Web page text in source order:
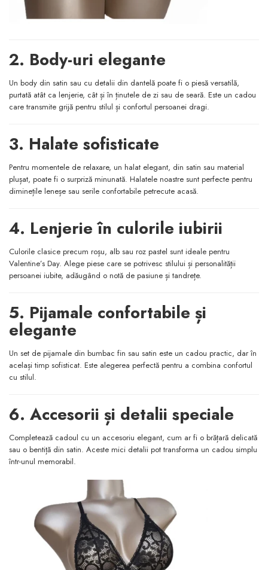
2. Body-uri elegante
Un body din satin sau cu detalii din dantelă poate fi o piesă versatilă,
purtată atât ca lenjerie, cât și în ținutele de zi sau de seară. Este un cadou
care transmite grijă pentru stilul și confortul persoanei dragi.
3. Halate sofisticate
Pentru momentele de relaxare, un halat elegant, din satin sau material
plușat, poate fi o surpriză minunată. Halatele noastre sunt perfecte pentru
diminețile leneșe sau serile confortabile petrecute acasă.
4. Lenjerie în culorile iubirii
Culorile clasice precum roșu, alb sau roz pastel sunt ideale pentru
Valentine’s Day. Alege piese care se potrivesc stilului și personalității
persoanei iubite, adăugând o notă de pasiune și tandrețe.
5. Pijamale confortabile și
elegante
Un set de pijamale din bumbac fin sau satin este un cadou practic, dar în
același timp sofisticat. Este alegerea perfectă pentru a combina confortul
cu stilul.
6. Accesorii și detalii speciale
Completează cadoul cu un accesoriu elegant, cum ar fi o brățară delicată
sau o bentiță din satin. Aceste mici detalii pot transforma un cadou simplu
într-unul memorabil.